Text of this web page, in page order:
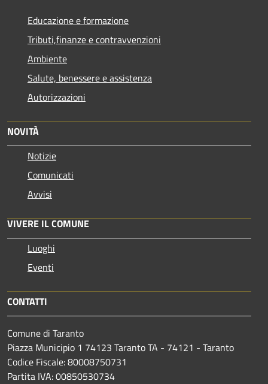
Educazione e formazione
Tributi,finanze e contravvenzioni
Ambiente
Salute, benessere e assistenza
Autorizzazioni
NOVITÀ
Notizie
Comunicati
Avvisi
VIVERE IL COMUNE
Luoghi
Eventi
CONTATTI
Comune di Taranto
Piazza Municipio 1 74123 Taranto TA - 74121 - Taranto
Codice Fiscale: 80008750731
Partita IVA: 00850530734